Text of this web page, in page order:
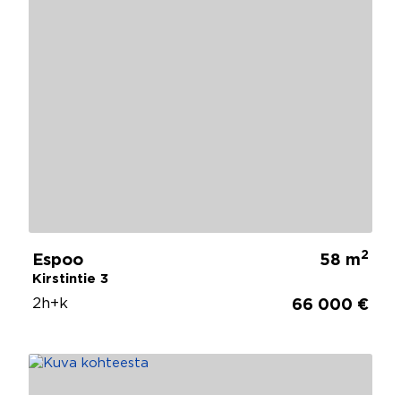
Espoo
Kirstintie 3
58 m2
2h+k 66 000 €